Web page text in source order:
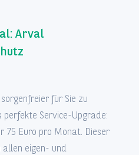
Arval
für Sie zu
Service-Upgrade:
75 Euro pro Monat. Dieser
allen eigen- und